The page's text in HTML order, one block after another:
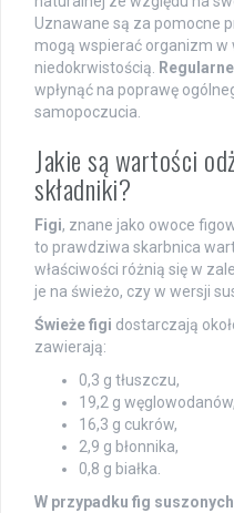
Uznawane są za pomocne
mogą wspierać organizm
niedokrwistością.
wpłynąć na poprawę
samopoczucia.
Jakie są wartości
składniki?
Figi, znane jako owoce
to prawdziwa skarbnica
właściwości różnią się w
je na świeżo, czy w wersji
Świeże figi dostarczają
zawierają:
0,3 g tłuszczu,
19,2 g węglowodanów,
16,3 g cukrów,
2,9 g błonnika,
0,8 g białka.
W przypadku fig suszonych